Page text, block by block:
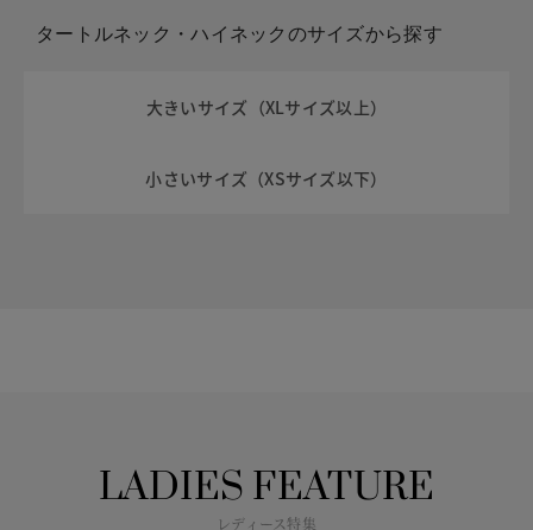
タートルネック・ハイネックのサイズから探す
大きいサイズ（XLサイズ以上）
小さいサイズ（XSサイズ以下）
LADIES FEATURE
レディース特集